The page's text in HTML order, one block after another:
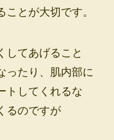
とが大切です。
してあげること
ったり、肌内部に
トしてくれるな
るのですが